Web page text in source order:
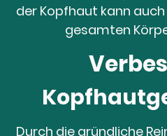
der Kopfhaut kann
gesamten
Durch die gründliche